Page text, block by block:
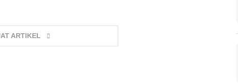
ARTIKEL